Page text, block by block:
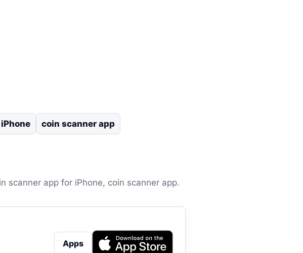
coin scanner app
scanner app for iPhone, coin scanner app.
Apps